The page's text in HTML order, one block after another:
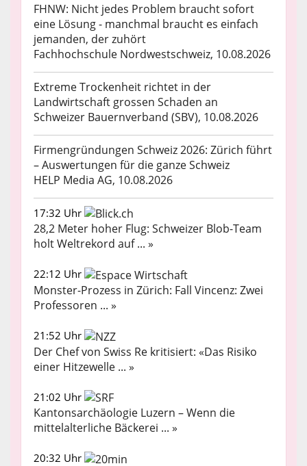
FHNW: Nicht jedes Problem braucht sofort
eine Lösung - manchmal braucht es einfach
jemanden, der zuhört
Fachhochschule Nordwestschweiz, 10.08.2026
Extreme Trockenheit richtet in der
Landwirtschaft grossen Schaden an
Schweizer Bauernverband (SBV), 10.08.2026
Firmengründungen Schweiz 2026: Zürich führt
– Auswertungen für die ganze Schweiz
HELP Media AG, 10.08.2026
17:32 Uhr
28,2 Meter hoher Flug: Schweizer Blob-Team
holt Weltrekord auf ... »
22:12 Uhr
Monster-Prozess in Zürich: Fall Vincenz: Zwei
Professoren ... »
21:52 Uhr
Der Chef von Swiss Re kritisiert: «Das Risiko
einer Hitzewelle ... »
21:02 Uhr
Kantonsarchäologie Luzern – Wenn die
mittelalterliche Bäckerei ... »
20:32 Uhr